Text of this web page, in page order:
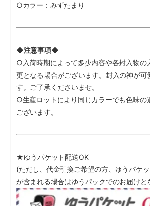
○カラー：みずたまり
◆注意事項◆
○入荷時期によって多少内容や各封入物の
更となる場合がございます。封入の神が可
す。ご了承くださいませ。
○生産ロットにより同じカラーでも色味の
ございます。
★ゆうパケット配送OK
(ただし、代金引換ご希望の方、ゆうパケ
が含まれる場合はゆうパックでのお届けと